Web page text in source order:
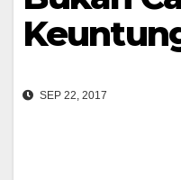
SEP 22, 2017